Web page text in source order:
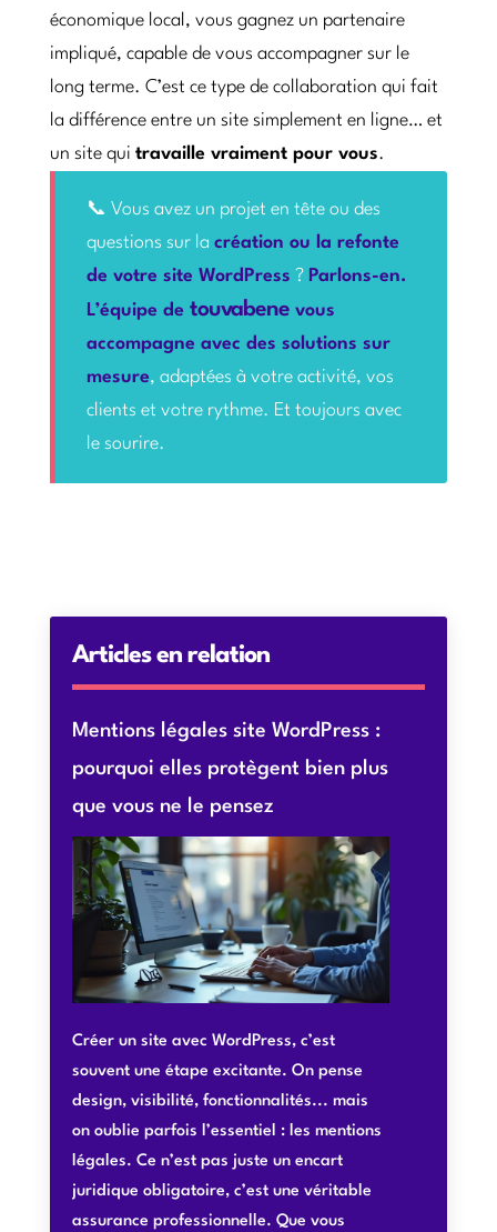
économique local, vous gagnez un partenaire
impliqué, capable de vous accompagner sur le
long terme. C’est ce type de collaboration qui fait
la différence entre un site simplement en ligne… et
un site qui travaille vraiment pour vous.
📞 Vous avez un projet en tête ou des
questions sur la création ou la refonte
de votre site WordPress ? Parlons-en.
L’équipe de touvabene vous
accompagne avec des solutions sur
mesure, adaptées à votre activité, vos
clients et votre rythme. Et toujours avec
le sourire.
Articles en relation
Mentions légales site WordPress :
pourquoi elles protègent bien plus
que vous ne le pensez
Créer un site avec WordPress, c’est
souvent une étape excitante. On pense
design, visibilité, fonctionnalités... mais
on oublie parfois l’essentiel : les mentions
légales. Ce n’est pas juste un encart
juridique obligatoire, c’est une véritable
assurance professionnelle. Que vous